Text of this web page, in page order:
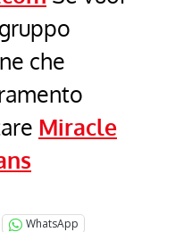
che
Miracle
WhatsApp